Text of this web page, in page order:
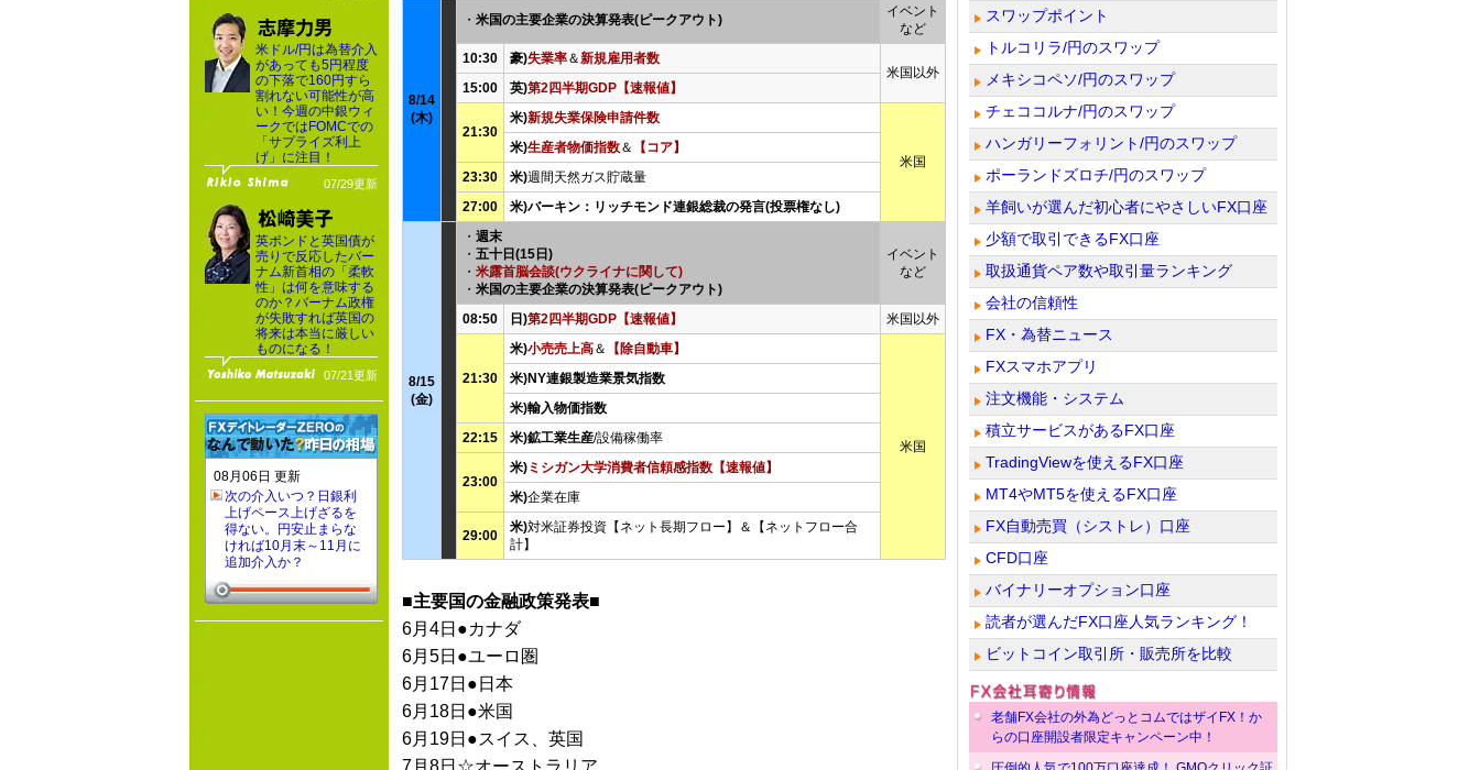
8/14
(木)
・ 米国の主要企業の決算発表(ピークアウト)
イベント
など
10:30
豪)失業率＆新規雇用者数
米国以外
15:00
英)第2四半期GDP【速報値】
21:30
米)新規失業保険申請件数
米国
米)生産者物価指数＆
【コア】
23:30
米)週間天然ガス貯蔵量
27:00
米)バーキン：リッチモンド連銀総裁の発言(投票権なし)
8/15
(金)
・ 週末
・ 五十日(15日)
・ 米露首脳会談(ウクライナに関して)
・ 米国の主要企業の決算発表(ピークアウト)
イベント
など
08:50 日)第2四半期GDP【速報値】 米国以外
21:30
米)小売売上高＆ 【除自動車】
米国
米)NY連銀製造業景気指数
米)輸入物価指数
22:15
米)鉱工業生産/設備稼働率
23:00
米) ミシガン大学消費者信頼感指数【速報値】
米)企業在庫
29:00
米)対米証券投資【ネット長期フロー】＆【ネットフロー合
計】
■主要国の金融政策発表■
6月4日●カナダ
6月5日●ユーロ圏
6月17日●日本
6月18日●米国
6月19日●スイス、英国
7月8日☆オーストラリア
スワップポイント
トルコリラ/円のスワップ
メキシコペソ/円のスワップ
チェココルナ/円のスワップ
ハンガリーフォリント/円のスワップ
ポーランドズロチ/円のスワップ
羊飼いが選んだ初心者にやさしいFX口座
少額で取引できるFX口座
取扱通貨ペア数や取引量ランキング
会社の信頼性
FX・為替ニュース
FXスマホアプリ
注文機能・システム
積立サービスがあるFX口座
TradingViewを使えるFX口座
MT4やMT5を使えるFX口座
FX自動売買（シストレ）口座
CFD口座
バイナリーオプション口座
読者が選んだFX口座人気ランキング！
ビットコイン取引所・販売所を比較
老舗FX会社の外為どっとコムではザイFX！か
らの口座開設者限定キャンペーン中！
米ドル/円は為替介入
があっても5円程度
の下落で160円すら
割れない可能性が高
い！今週の中銀ウィ
ークではFOMCでの
「サプライズ利上
げ」に注目！
07/29更新
英ポンドと英国債が
売りで反応したバー
ナム新首相の「柔軟
性」は何を意味する
のか？バーナム政権
が失敗すれば英国の
将来は本当に厳しい
ものになる！
07/21更新
08月06日 更新
次の介入いつ？日銀利
上げペース上げざるを
得ない。円安止まらな
ければ10月末～11月に
追加介入か？